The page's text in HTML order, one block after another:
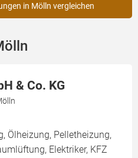
in Mölln vergleichen
& Co. KG
Ölheizung, Pelletheizung,
Elektriker, KFZ